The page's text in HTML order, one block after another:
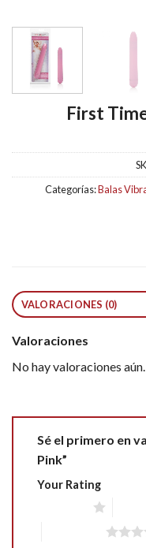
First
Categorías:Balas
VALORACIONES (0)
Valoraciones
No hay valoraciones aún.
Sé el primero en
Pink”
Your Rating